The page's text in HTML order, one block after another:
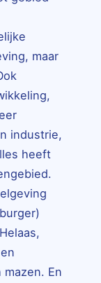
maar
industrie,
heeft
En